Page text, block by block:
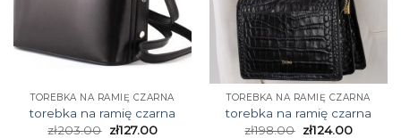
TOREBKA NA RAMIĘ CZARNA
torebka na ramię czarna
zł203.00 zł127.00
TOREBKA NA RAMIĘ CZARNA
torebka na ramię czarna
zł198.00 zł124.00